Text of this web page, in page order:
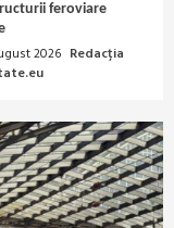
feroviare
2026 Redacția